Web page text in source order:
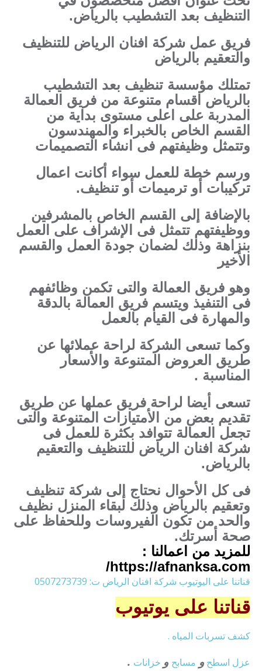
التنظيف بعد التشطيب بالرياض.
فريق عمل شركة افنان الرياض للتنظيف
والتعقيم بالرياض
تمتلك مؤسسة تنظيف بعد التشطيب
بالرياض اقسام متنوعة من فريق العمالة
المدربة على اعلى مستوى بداية من
القسم الخاص بالخبراء والمهندسون
وتتمثل وظيفتهم فى انشاء التصميمات
ورسم خطة للعمل سواء أكانت اعمال
تركيبات أو ترميمات أو تنظيف.
بالإضافة إلى القسم الخاص بالمشرفين
ووظيفتهم تتمثل فى الإشراف على العمل
بنزاهة وذلك لضمان جودة العمل والقسم
الأخير
وهو فريق العمالة والتى تكمن وظائفهم
فى التنفيذ ويتسم فريق العمالة بالدقة
والمهارة فى القيام بالعمل
وكما تسعى الشركة لراحة عملائها عن
طريق العروض المتنوعة والأسعار
المناسبة .
تسعى أيضا لراحة فريق عملها عن طريق
تقديم بعض من الأمتيازات المتنوعة والتى
تجعل العمالة تتوافد بكثرة للعمل فى
شركة افنان الرياض للتنظيف والتعقيم
بالرياض.
فى كل الأحوال نحتاج إلى شركة تنظيف
وتعقيم بالرياض وذلك لبقاء المنزل نظيف
والحد من تكون الفيروسات وللحفاظ على
صحة أسرتك.
للمزيد من اعمالنا :
https://afnanksa.com/
قناتنا على اليوتيوب شركة افنان الرياض ت: 0507273739
قناتنا على يوتيوب
كشف تسربات المياه .
عزل اسطح و مسابح و خزانات .